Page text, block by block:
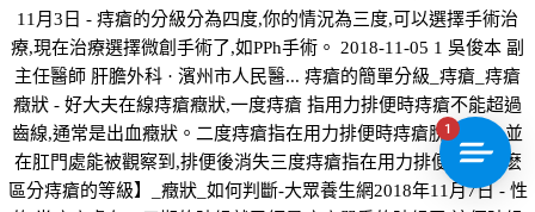
11月3日 - 痔瘡的分級分為四度,你的情況為三度,可以選擇手術治
療,現在治療選擇微創手術了,如PPh手術。 2018-11-05 1 吳俊本 副
主任醫師 肝膽外科 · 濱州市人民醫... 痔瘡的簡單分級_痔瘡_痔瘡
癥狀 - 好大夫在線痔瘡癥狀,一度痔瘡 指用力排便時痔瘡不能超過
齒線,通常是出血癥狀。二度痔瘡指在用力排便時痔瘡脫出齒線,並
在肛門處能被觀察到,排便後消失三度痔瘡指在用力排便... 【怎麽
區分痔瘡的等級】_癥狀_如何判斷-大眾養生網2018年11月7日 - 性
1